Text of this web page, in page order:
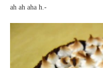
ah ah aha h.-